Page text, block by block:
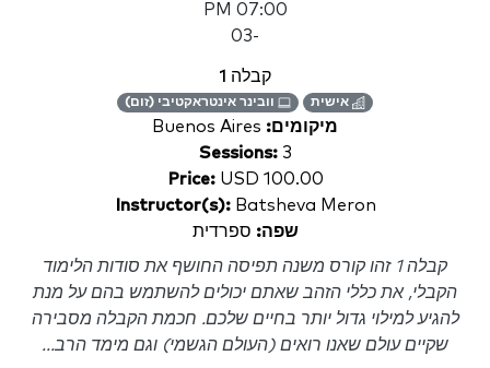
07:00 PM
-03
קבלה 1
אישית וובינר אינטראקטיבי (זום)
מיקומים: Buenos Aires
Sessions:3
Price:USD 100.00
Instructor(s):Batsheva Meron
שפה: ספרדית
קבלה 1 זהו קורס משנה תפיסה החושף את סודות הלימוד
הקבלי, את כללי הזהב שאתם יכולים להשתמש בהם על מנת
להגיע למילוי גדול יותר בחיים שלכם. חכמת הקבלה מסבירה
שקיים עולם שאנו רואים (העולם הגשמי) וגם מימד הרב...